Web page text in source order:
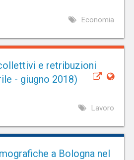
Economia
e retribuzioni
- giugno 2018)
Lavoro
a Bologna nel